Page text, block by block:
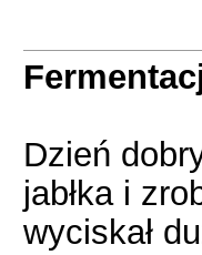
Dzień
jabłka i
wyciskał